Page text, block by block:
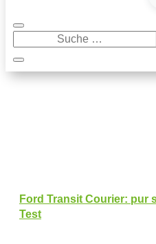
Ford Transit Courier: pur
Test